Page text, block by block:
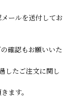
ールを送付してお
確認もお願いいた
したご注文に関し
ます。